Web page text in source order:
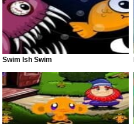
Swim Ish Swim